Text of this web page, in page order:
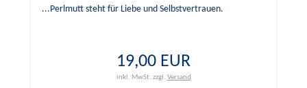
...Perlmutt steht für Liebe und Selbstvertrauen.
19,00 EUR
inkl. MwSt. zzgl. Versand